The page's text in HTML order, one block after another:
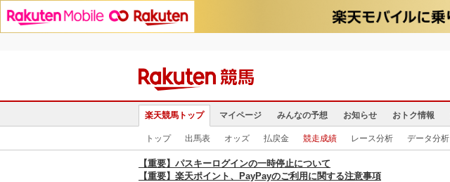
楽天競馬トップ マイページ みんなの予想 お知らせ おトク情報
トップ 出馬表 オッズ 払戻金 競走成績 レース分析 データ分析
【重要】パスキーログインの一時停止について
【重要】楽天ポイント、PayPayのご利用に関する注意事項